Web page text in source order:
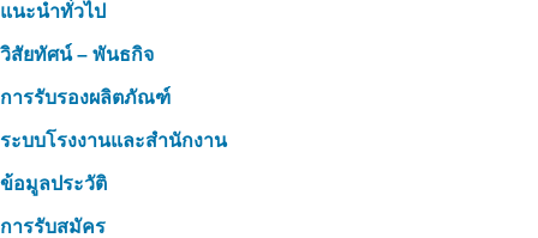
แนะนำทั่วไป
วิสัยทัศน์ – พันธกิจ
การรับรองผลิตภัณฑ์
ระบบโรงงานและสำนักงาน
ข้อมูลประวัติ
การรับสมัคร